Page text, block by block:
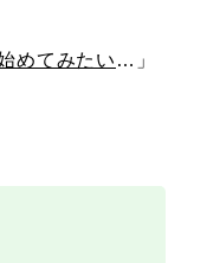
めてみたい …」